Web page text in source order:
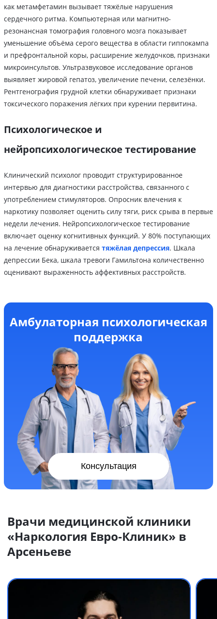
как метамфетамин вызывает тяжёлые нарушения
сердечного ритма. Компьютерная или магнитно-
резонансная томография головного мозга показывает
уменьшение объёма серого вещества в области гиппокампа
и префронтальной коры, расширение желудочков, признаки
микроинсультов. Ультразвуковое исследование органов
выявляет жировой гепатоз, увеличение печени, селезёнки.
Рентгенография грудной клетки обнаруживает признаки
токсического поражения лёгких при курении первитина.
Психологическое и
нейропсихологическое тестирование
Клинический психолог проводит структурированное
интервью для диагностики расстройства, связанного с
употреблением стимуляторов. Опросник влечения к
наркотику позволяет оценить силу тяги, риск срыва в первые
недели лечения. Нейропсихологическое тестирование
включает оценку когнитивных функций. У 80% поступающих
на лечение обнаруживается тяжёлая депрессия. Шкала
депрессии Бека, шкала тревоги Гамильтона количественно
оценивают выраженность аффективных расстройств.
Амбулаторная психологическая
поддержка
Консультация
Врачи медицинской клиники
«Наркология Евро-Клиник» в
Арсеньеве